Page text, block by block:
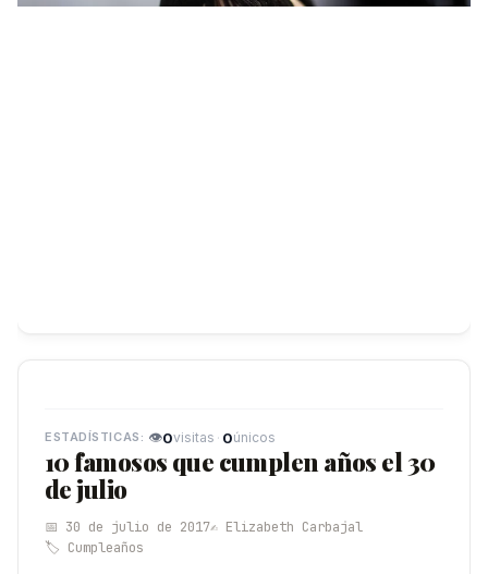
👁0visitas · 0únicos
10 famosos que cumplen años el 30
de julio
📅 30 de julio de 2017✍️ Elizabeth Carbajal
🏷️ Cumpleaños